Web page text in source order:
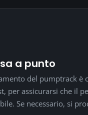
a punto
del pumptrack è
per assicurarsi che il
Se necessario, si